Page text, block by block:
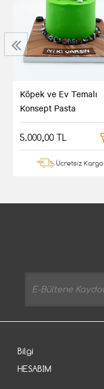
Köpek ve Ev Temalı
Konsept Pasta
5.000,00 TL
Ücretsiz Kargo
‹
Bilgi
HESABIM